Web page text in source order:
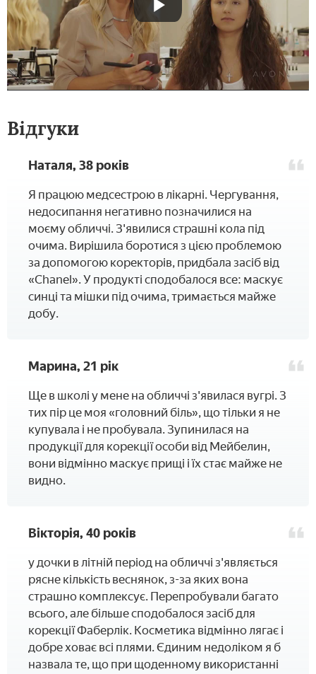
Відгуки
Наталя, 38 років
Я працюю медсестрою в лікарні. Чергування,
недосипання негативно позначилися на
моєму обличчі. З'явилися страшні кола під
очима. Вирішила боротися з цією проблемою
за допомогою коректорів, придбала засіб від
«Chanel». У продукті сподобалося все: маскує
синці та мішки під очима, тримається майже
добу.
Марина, 21 рік
Ще в школі у мене на обличчі з'явилася вугрі. З
тих пір це моя «головний біль», що тільки я не
купувала і не пробувала. Зупинилася на
продукції для корекції особи від Мейбелин,
вони відмінно маскує прищі і їх стає майже не
видно.
Вікторія, 40 років
у дочки в літній період на обличчі з'являється
рясне кількість веснянок, з-за яких вона
страшно комплексує. Перепробували багато
всього, але більше сподобалося засіб для
корекції Фаберлік. Косметика відмінно лягає і
добре ховає всі плями. Єдиним недоліком я б
назвала те, що при щоденному використанні